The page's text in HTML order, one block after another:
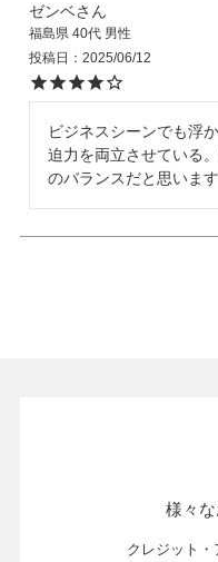
ゼンベ
福島県 40代 男性
投稿日
2025/06/12
ビジネスシーンでも浮
迫力を両立させている
のバランスだと思います
様々
クレジット・